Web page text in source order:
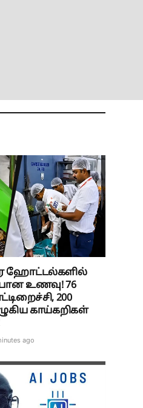
ஹோட்டல்களில்
உணவு! 76
200
காய்கறிகள்
ago